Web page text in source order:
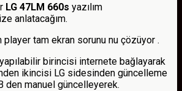
LG 47LM 660s yazılım
anlatacağım.
tam ekran sorunu nu çözüyor .
birincisi internete bağlayarak
ikincisi LG sidesinden güncelleme
den manuel güncelleyerek.